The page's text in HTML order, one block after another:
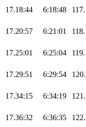
17.18:44 6:18:48 117.
17.20:57 6:21:01 118.
17.25:01 6:25:04 119.
17.29:51 6:29:54 120.
17.34:15 6:34:19 121.
17.36:32 6:36:35 122.